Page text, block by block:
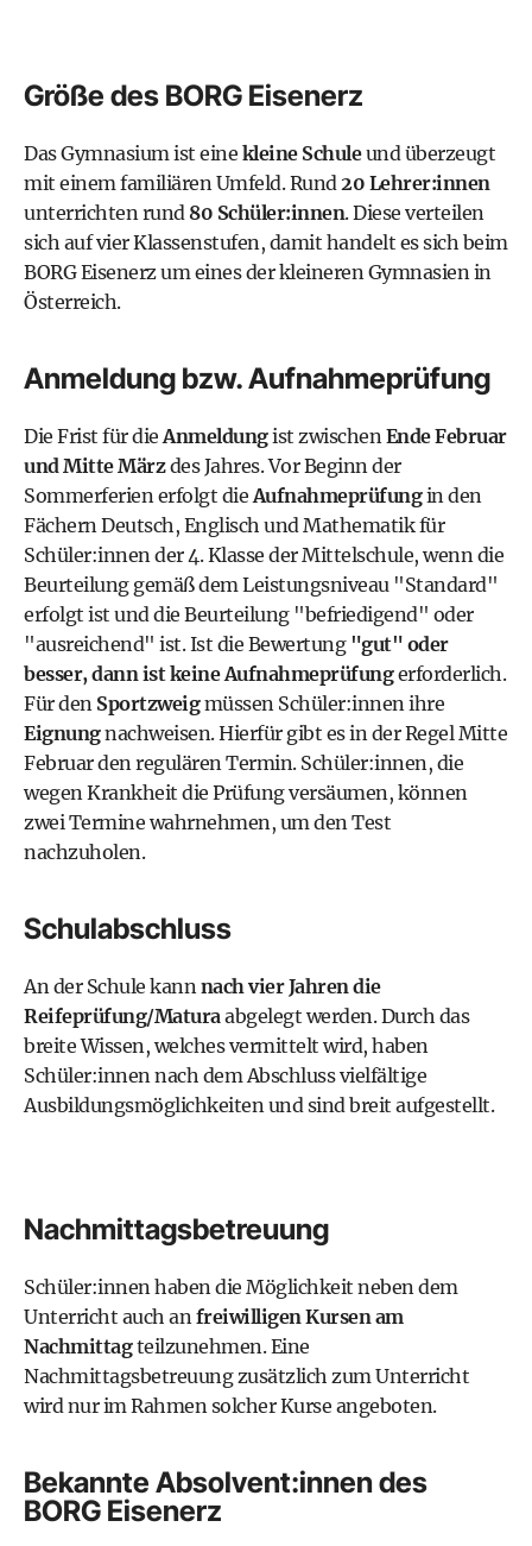
Größe des BORG Eisenerz
Das Gymnasium ist eine kleine Schuleund überzeugt
mit einem familiären Umfeld. Rund20 Lehrer:innen
unterrichten rund 80 Schüler:innen. Diese verteilen
sich auf vier Klassenstufen, damit handelt es sich beim
BORG Eisenerz um eines der kleineren Gymnasien in
Österreich.
Anmeldung bzw. Aufnahmeprüfung
Die Frist für dieAnmeldungist zwischenEnde Februar
und Mitte Märzdes Jahres. Vor Beginn der
Sommerferien erfolgt dieAufnahmeprüfungin den
Fächern Deutsch, Englisch und Mathematik für
Schüler:innen der 4. Klasse der Mittelschule, wenn die
Beurteilung gemäß dem Leistungsniveau "Standard"
erfolgt ist und die Beurteilung "befriedigend" oder
"ausreichend" ist. Ist die Bewertung "gut" oder
besser, dann ist keine Aufnahmeprüfungerforderlich.
Für den Sportzweigmüssen Schüler:innen ihre
Eignungnachweisen. Hierfür gibt es in der Regel Mitte
Februar den regulären Termin. Schüler:innen, die
wegen Krankheit die Prüfung versäumen, können
zwei Termine wahrnehmen, um den Test
nachzuholen.
Schulabschluss
An der Schule kannnach vier Jahren die
Reifeprüfung/Maturaabgelegt werden. Durch das
breite Wissen, welches vermittelt wird, haben
Schüler:innen nach dem Abschluss vielfältige
Ausbildungsmöglichkeiten und sind breit aufgestellt.
Nachmittagsbetreuung
Schüler:innen haben die Möglichkeit neben dem
Unterricht auch anfreiwilligen Kursen am
Nachmittagteilzunehmen. Eine
Nachmittagsbetreuung zusätzlich zum Unterricht
wird nur im Rahmen solcher Kurse angeboten.
Bekannte Absolvent:innen des
BORG Eisenerz